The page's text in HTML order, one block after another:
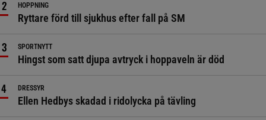
HOPPNING
Ryttare förd till sjukhus efter fall på SM
SPORTNYTT
Hingst som satt djupa avtryck i hoppaveln är död
DRESSYR
Ellen Hedbys skadad i ridolycka på tävling